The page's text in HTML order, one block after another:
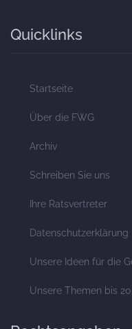
Quicklinks
Startseite
Über die FWG
Archiv
Schreiben Sie uns
Ihre Ratsvertreter
Datenschutzerklärung
Unsere Ideen für die
Unsere Themen bis